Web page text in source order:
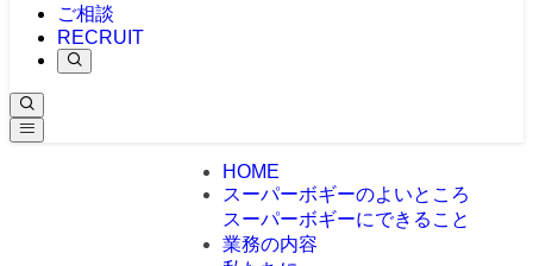
ご相談
RECRUIT
HOME
スーパーボギーのよいところ
スーパーボギーにできること
業務の内容